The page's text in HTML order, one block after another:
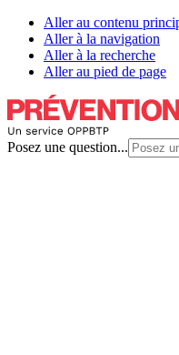
Aller au contenu
Aller à la navigation
Aller à la recherche
Aller au pied de page
Posez une question...